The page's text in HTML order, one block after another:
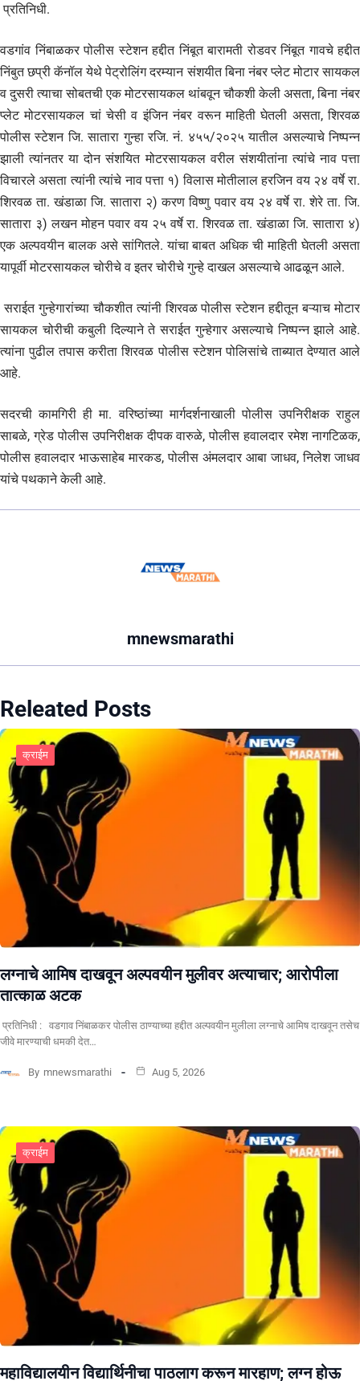
प्रतिनिधी.
वडगांव निंबाळकर पोलीस स्टेशन हद्दीत निंबूत बारामती रोडवर निंबूत गावचे हद्दीत
निंबुत छप्री कॅनॉल येथे पेट्रोलिंग दरम्यान संशयीत बिना नंबर प्लेट मोटार सायकल
व दुसरी त्याचा सोबतची एक मोटरसायकल थांबवून चौकशी केली असता, बिना नंबर
प्लेट मोटरसायकल चां चेसी व इंजिन नंबर वरून माहिती घेतली असता, शिरवळ
पोलीस स्टेशन जि. सातारा गुन्हा रजि. नं. ४५५/२०२५ यातील असल्याचे निष्पन्न
झाली त्यांनतर या दोन संशयित मोटरसायकल वरील संशयीतांना त्यांचे नाव पत्ता
विचारले असता त्यांनी त्यांचे नाव पत्ता १) विलास मोतीलाल हरजिन वय २४ वर्षे रा.
शिरवळ ता. खंडाळा जि. सातारा २) करण विष्णु पवार वय २४ वर्षे रा. शेरे ता. जि.
सातारा ३) लखन मोहन पवार वय २५ वर्षे रा. शिरवळ ता. खंडाळा जि. सातारा ४)
एक अल्पवयीन बालक असे सांगितले. यांचा बाबत अधिक ची माहिती घेतली असता
यापूर्वी मोटरसायकल चोरीचे व इतर चोरीचे गुन्हे दाखल असल्याचे आढळून आले.
सराईत गुन्हेगारांच्या चौकशीत त्यांनी शिरवळ पोलीस स्टेशन हद्दीतून बऱ्याच मोटार
सायकल चोरीची कबुली दिल्याने ते सराईत गुन्हेगार असल्याचे निष्पन्न झाले आहे.
त्यांना पुढील तपास करीता शिरवळ पोलीस स्टेशन पोलिसांचे ताब्यात देण्यात आले
आहे.
सदरची कामगिरी ही मा. वरिष्ठांच्या मार्गदर्शनाखाली पोलीस उपनिरीक्षक राहुल
साबळे, ग्रेड पोलीस उपनिरीक्षक दीपक वारुळे, पोलीस हवालदार रमेश नागटिळक,
पोलीस हवालदार भाऊसाहेब मारकड, पोलीस अंमलदार आबा जाधव, निलेश जाधव
यांचे पथकाने केली आहे.
mnewsmarathi
Releated Posts
क्राईम
लग्नाचे आमिष दाखवून अल्पवयीन मुलीवर अत्याचार; आरोपीला
तात्काळ अटक
प्रतिनिधी : वडगाव निंबाळकर पोलीस ठाण्याच्या हद्दीत अल्पवयीन मुलीला लग्नाचे आमिष दाखवून तसेच
जीवे मारण्याची धमकी देत…
By mnewsmarathi Aug 5, 2026
क्राईम
महाविद्यालयीन विद्यार्थिनीचा पाठलाग करून मारहाण; लग्न होऊ